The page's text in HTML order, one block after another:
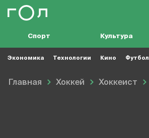
Спорт Культура
Экономика Технологии Кино Футбол
Главная Хоккей Хоккеист